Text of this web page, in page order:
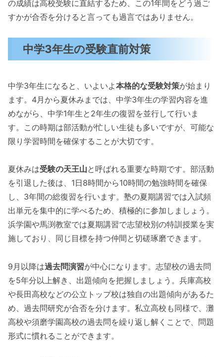
の成績は高校受験に直結するため、この1年間をどう過ご
すかが合否を分けると言っても過言ではありません。
中学3年生の受験直前対策
中学3年生になると、いよいよ本格的な受験対策が始まり
ます。4月から夏休みまでは、中学3年生の学習内容を進
めながら、中学1年生と2年生の復習を並行して行いま
す。この時期は部活動が忙しい生徒も多いですが、可能な
限り学習時間を確保することが大切です。
夏休みは受験の天王山と呼ばれる重要な時期です。部活動
を引退した後は、1日8時間から10時間の勉強時間を確保
し、3年間の総復習を行います。塾の夏期講習では入試頻
出単元を集中的に学べるため、積極的に参加しましょう。
浜学園や馬渕教室では夏期講習で志望校別の特訓授業を実
施しており、同じ目標を持つ仲間と切磋琢磨できます。
9月以降は過去問演習が中心になります。志望校の過去問
を5年分以上解き、出題傾向を把握しましょう。兵庫高校
や長田高校などの公立トップ校は独自の出題傾向があるた
め、過去問研究が合否を分けます。私立高校も同様で、灘
高校や須磨学園高校の過去問を繰り返し解くことで、問題
形式に慣れることができます。